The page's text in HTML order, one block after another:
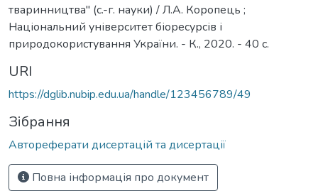
тваринництва" (с.-г. науки) / Л.А. Коропець ;
Національний університет біоресурсів і
природокористування України. - К., 2020. - 40 с.
URI
https://dglib.nubip.edu.ua/handle/123456789/49
Зібрання
Автореферати дисертацій та дисертації
Повна інформація про документ